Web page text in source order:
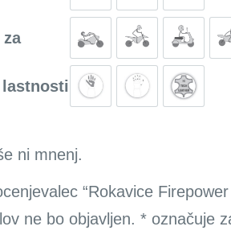
ni mnenj.
“Rokavice
ne bo objavljen. * označuje